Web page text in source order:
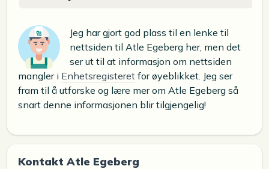
Jeg har gjort god plass til en lenke til
nettsiden til Atle Egeberg her, men det
ser ut til at informasjon om nettsiden
mangler i Enhetsregisteret for øyeblikket. Jeg ser
fram til å utforske og lære mer om Atle Egeberg så
snart denne informasjonen blir tilgjengelig!
Kontakt Atle Egeberg